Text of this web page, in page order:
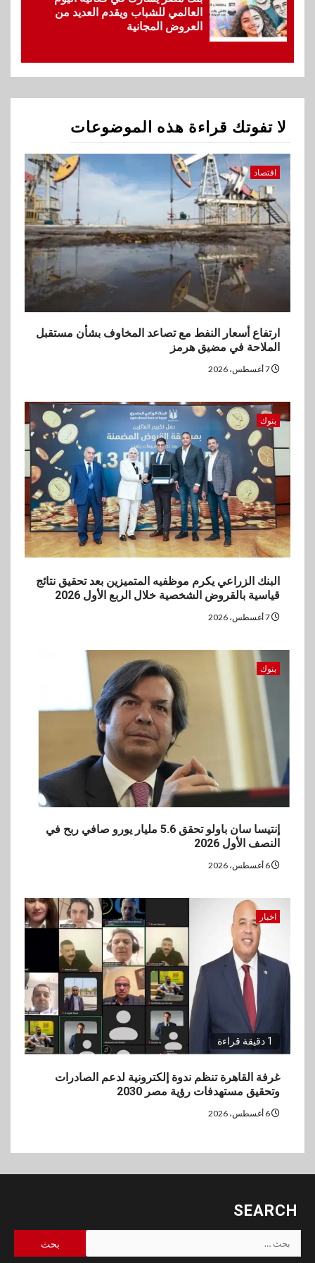
1
ارتفاع أسعار النفط مع تصاعد
المخاوف بشأن مستقبل الملاحة
بنوك
البنك الزراعي يكرم موظفيه
المتميزين بعد تحقيق نتائج قياسية
بالقروض الشخصية خلال الربع
الأول 2026
3
بنوك
يورو صافي ربح في النصف الأول
2026
اخبار
غرفة القاهرة تنظم ندوة إلكترونية
5
بنك مصر يشارك في فعالية اليوم
العالمي للشباب ويقدم العديد من
العروض المجانية
العالمي للشباب ويقدم العديد من
العروض المجانية
لا تفوتك قراءة هذه الموضوعات
اقتصاد
ارتفاع أسعار النفط مع تصاعد المخاوف بشأن مستقبل
الملاحة في مضيق هرمز
بنوك
البنك الزراعي يكرم موظفيه المتميزين بعد تحقيق نتائج
قياسية بالقروض الشخصية خلال الربع الأول 2026
بنوك
إنتيسا سان باولو تحقق 5.6 مليار يورو صافي ربح في
النصف الأول 2026
اخبار
1 دقيقة قراءة
غرفة القاهرة تنظم ندوة إلكترونية لدعم الصادرات
وتحقيق مستهدفات رؤية مصر 2030
SEARCH
البحث
عن: